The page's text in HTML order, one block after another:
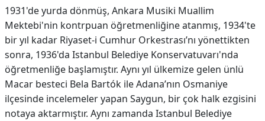
1931'de yurda dönmüş, Ankara Musiki Muallim
Mektebi'nin kontrpuan öğretmenliğine atanmış, 1934'te
bir yıl kadar Riyaset-i Cumhur Orkestrası’nı yönettikten
sonra, 1936'da Istanbul Belediye Konservatuvarı'nda
öğretmenliğe başlamıştır. Aynı yıl ülkemize gelen ünlü
Macar besteci Bela Bartók ile Adana’nın Osmaniye
ilçesinde incelemeler yapan Saygun, bir çok halk ezgisini
notaya aktarmıştır. Aynı zamanda Istanbul Belediye